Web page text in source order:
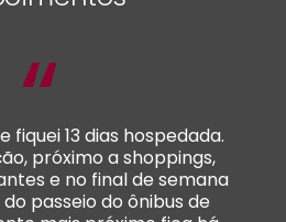
“
fiquei 13 dias hospedada.
próximo a shoppings,
e no final de semana
passeio do ônibus de